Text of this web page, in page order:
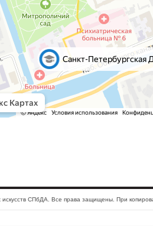
искусств СПбДА. Все права защищены. При